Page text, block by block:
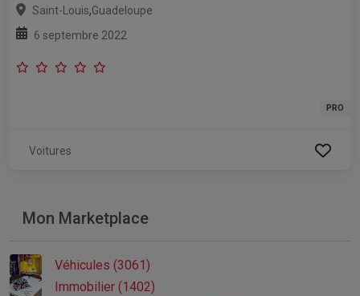
Saint-Louis,Guadeloupe
6 septembre 2022
PRO
Voitures
Mon Marketplace
Véhicules (3061)
Immobilier (1402)